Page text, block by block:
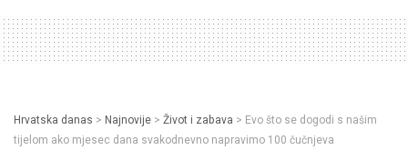
Hrvatska danas > Najnovije > Život i zabava > Evo što se dogodi s našim
tijelom ako mjesec dana svakodnevno napravimo 100 čučnjeva